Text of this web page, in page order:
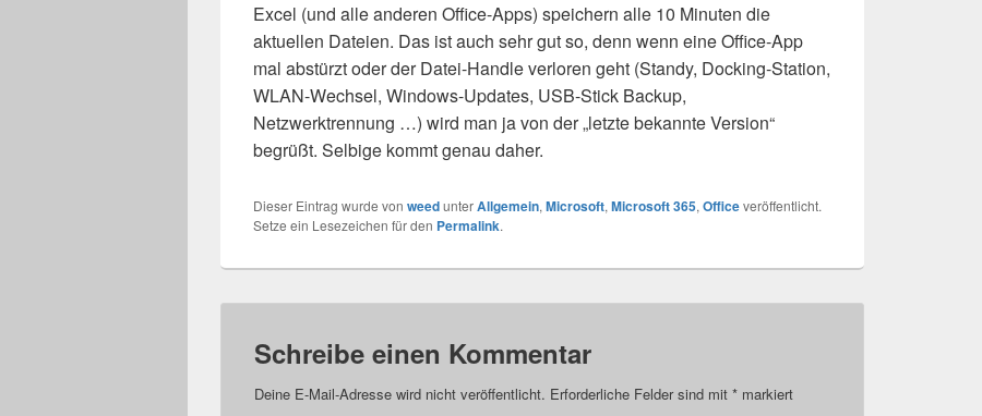
Excel (und alle anderen Office-Apps) speichern alle 10 Minuten die
aktuellen Dateien. Das ist auch sehr gut so, denn wenn eine Office-App
mal abstürzt oder der Datei-Handle verloren geht (Standy, Docking-Station,
WLAN-Wechsel, Windows-Updates, USB-Stick Backup,
Netzwerktrennung …) wird man ja von der „letzte bekannte Version“
begrüßt. Selbige kommt genau daher.
Dieser Eintrag wurde von weedunterAllgemein, Microsoft, Microsoft 365, Officeveröffentlicht.
Setze ein Lesezeichen für den Permalink.
Schreibe einen Kommentar
Deine E-Mail-Adresse wird nicht veröffentlicht. Erforderliche Felder sind mit * markiert